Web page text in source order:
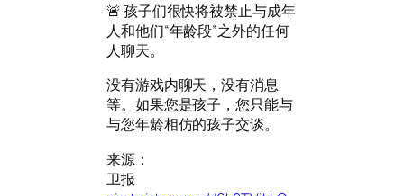
🚨 孩子们很快将被禁止与成年
人和他们“年龄段”之外的任何
人聊天。
没有游戏内聊天，没有消息
等。如果您是孩子，您只能与
与您年龄相仿的孩子交谈。
来源：
卫报